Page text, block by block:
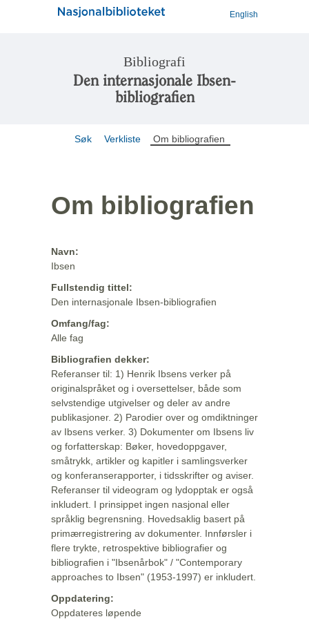
English
Bibliografi
Den internasjonale Ibsen-
bibliografien
Søk Verkliste Om bibliografien
Om bibliografien
Navn:
Ibsen
Fullstendig tittel:
Den internasjonale Ibsen-bibliografien
Omfang/fag:
Alle fag
Bibliografien dekker:
Referanser til: 1) Henrik Ibsens verker på
originalspråket og i oversettelser, både som
selvstendige utgivelser og deler av andre
publikasjoner. 2) Parodier over og omdiktninger
av Ibsens verker. 3) Dokumenter om Ibsens liv
og forfatterskap: Bøker, hovedoppgaver,
småtrykk, artikler og kapitler i samlingsverker
og konferanserapporter, i tidsskrifter og aviser.
Referanser til videogram og lydopptak er også
inkludert. I prinsippet ingen nasjonal eller
språklig begrensning. Hovedsaklig basert på
primærregistrering av dokumenter. Innførsler i
flere trykte, retrospektive bibliografier og
bibliografien i "Ibsenårbok" / "Contemporary
approaches to Ibsen" (1953-1997) er inkludert.
Oppdatering:
Oppdateres løpende